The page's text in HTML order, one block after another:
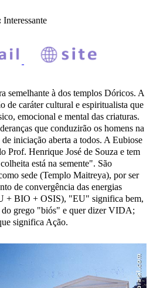
Interessante
semelhante à dos templos Dóricos. A
de caráter cultural e espiritualista que
emocional e mental das criaturas.
que conduzirão os homens na
iniciação aberta a todos. A Eubiose
Prof. Henrique José de Souza e tem
está na semente". São
sede (Templo Maitreya), por ser
de convergência das energias
+ BIO + OSIS), "EU" significa bem,
grego "biós" e quer dizer VIDA;
significa Ação.